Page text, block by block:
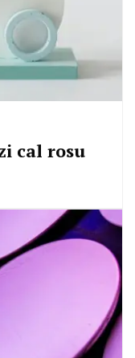
cal rosu